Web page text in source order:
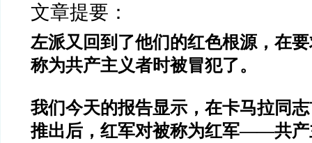
文章提要：
左派又回到了他们的红色根源，在
称为共产主义者时被冒犯了。
我们今天的报告显示，在卡马拉同
推出后，红军对被称为红军——共